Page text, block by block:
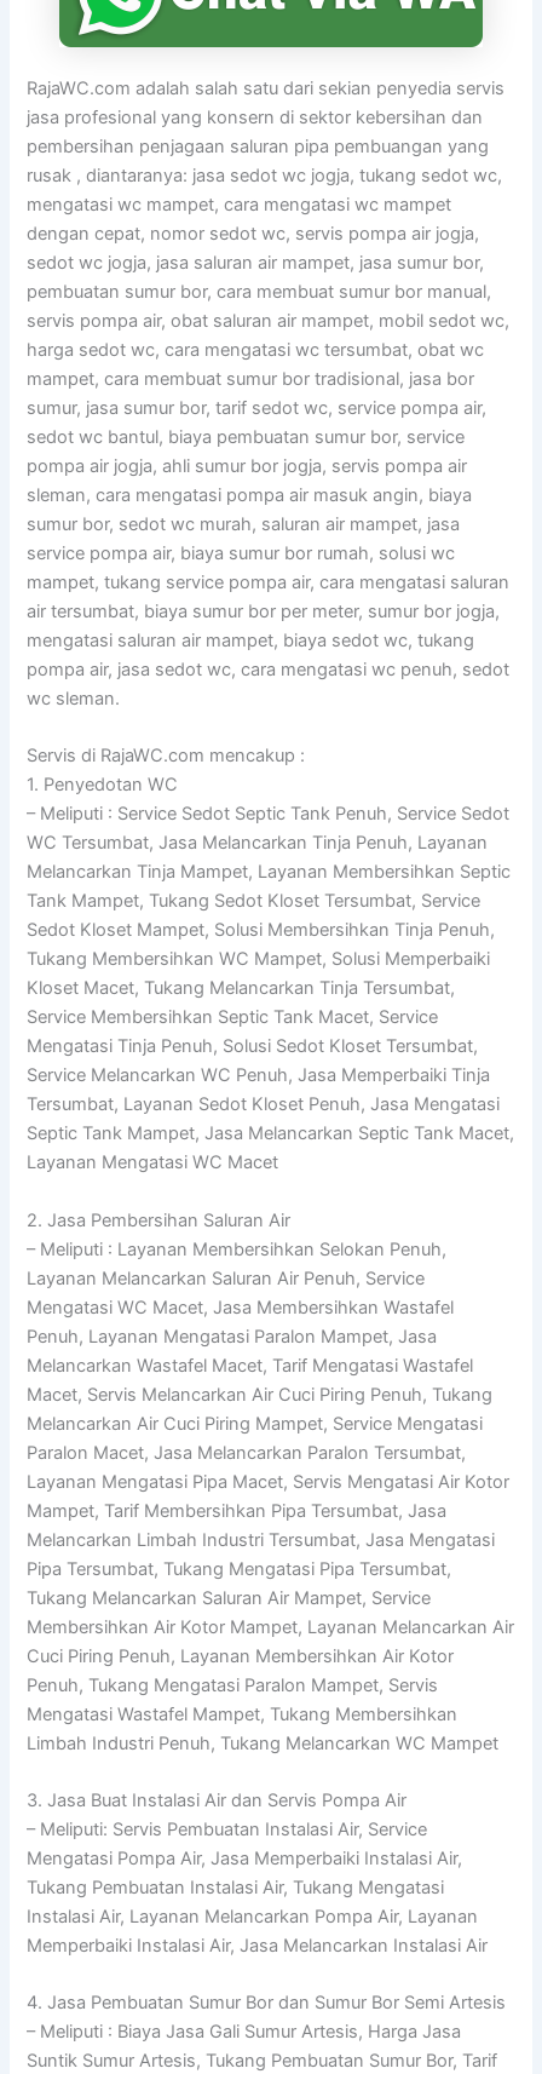
RajaWC.com adalah salah satu dari sekian penyedia servis
jasa profesional yang konsern di sektor kebersihan dan
pembersihan penjagaan saluran pipa pembuangan yang
rusak , diantaranya: jasa sedot wc jogja, tukang sedot wc,
mengatasi wc mampet, cara mengatasi wc mampet
dengan cepat, nomor sedot wc, servis pompa air jogja,
sedot wc jogja, jasa saluran air mampet, jasa sumur bor,
pembuatan sumur bor, cara membuat sumur bor manual,
servis pompa air, obat saluran air mampet, mobil sedot wc,
harga sedot wc, cara mengatasi wc tersumbat, obat wc
mampet, cara membuat sumur bor tradisional, jasa bor
sumur, jasa sumur bor, tarif sedot wc, service pompa air,
sedot wc bantul, biaya pembuatan sumur bor, service
pompa air jogja, ahli sumur bor jogja, servis pompa air
sleman, cara mengatasi pompa air masuk angin, biaya
sumur bor, sedot wc murah, saluran air mampet, jasa
service pompa air, biaya sumur bor rumah, solusi wc
mampet, tukang service pompa air, cara mengatasi saluran
air tersumbat, biaya sumur bor per meter, sumur bor jogja,
mengatasi saluran air mampet, biaya sedot wc, tukang
pompa air, jasa sedot wc, cara mengatasi wc penuh, sedot
wc sleman.
Servis di RajaWC.com mencakup :
1. Penyedotan WC
– Meliputi : Service Sedot Septic Tank Penuh, Service Sedot
WC Tersumbat, Jasa Melancarkan Tinja Penuh, Layanan
Melancarkan Tinja Mampet, Layanan Membersihkan Septic
Tank Mampet, Tukang Sedot Kloset Tersumbat, Service
Sedot Kloset Mampet, Solusi Membersihkan Tinja Penuh,
Tukang Membersihkan WC Mampet, Solusi Memperbaiki
Kloset Macet, Tukang Melancarkan Tinja Tersumbat,
Service Membersihkan Septic Tank Macet, Service
Mengatasi Tinja Penuh, Solusi Sedot Kloset Tersumbat,
Service Melancarkan WC Penuh, Jasa Memperbaiki Tinja
Tersumbat, Layanan Sedot Kloset Penuh, Jasa Mengatasi
Septic Tank Mampet, Jasa Melancarkan Septic Tank Macet,
Layanan Mengatasi WC Macet
2. Jasa Pembersihan Saluran Air
– Meliputi : Layanan Membersihkan Selokan Penuh,
Layanan Melancarkan Saluran Air Penuh, Service
Mengatasi WC Macet, Jasa Membersihkan Wastafel
Penuh, Layanan Mengatasi Paralon Mampet, Jasa
Melancarkan Wastafel Macet, Tarif Mengatasi Wastafel
Macet, Servis Melancarkan Air Cuci Piring Penuh, Tukang
Melancarkan Air Cuci Piring Mampet, Service Mengatasi
Paralon Macet, Jasa Melancarkan Paralon Tersumbat,
Layanan Mengatasi Pipa Macet, Servis Mengatasi Air Kotor
Mampet, Tarif Membersihkan Pipa Tersumbat, Jasa
Melancarkan Limbah Industri Tersumbat, Jasa Mengatasi
Pipa Tersumbat, Tukang Mengatasi Pipa Tersumbat,
Tukang Melancarkan Saluran Air Mampet, Service
Membersihkan Air Kotor Mampet, Layanan Melancarkan Air
Cuci Piring Penuh, Layanan Membersihkan Air Kotor
Penuh, Tukang Mengatasi Paralon Mampet, Servis
Mengatasi Wastafel Mampet, Tukang Membersihkan
Limbah Industri Penuh, Tukang Melancarkan WC Mampet
3. Jasa Buat Instalasi Air dan Servis Pompa Air
– Meliputi: Servis Pembuatan Instalasi Air, Service
Mengatasi Pompa Air, Jasa Memperbaiki Instalasi Air,
Tukang Pembuatan Instalasi Air, Tukang Mengatasi
Instalasi Air, Layanan Melancarkan Pompa Air, Layanan
Memperbaiki Instalasi Air, Jasa Melancarkan Instalasi Air
4. Jasa Pembuatan Sumur Bor dan Sumur Bor Semi Artesis
– Meliputi : Biaya Jasa Gali Sumur Artesis, Harga Jasa
Suntik Sumur Artesis, Tukang Pembuatan Sumur Bor, Tarif